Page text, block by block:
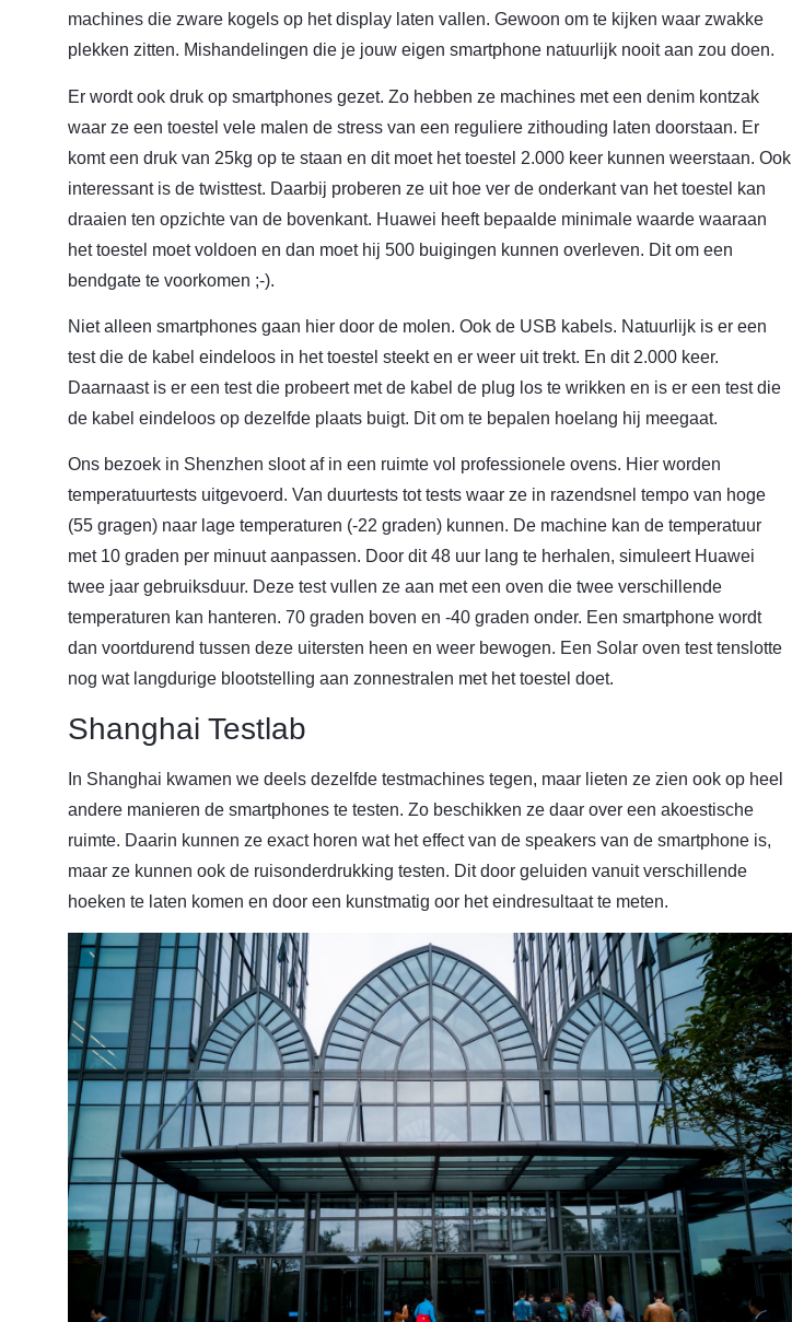
machines die zware kogels op het display laten vallen. Gewoon om te kijken waar zwakke
plekken zitten. Mishandelingen die je jouw eigen smartphone natuurlijk nooit aan zou doen.
Er wordt ook druk op smartphones gezet. Zo hebben ze machines met een denim kontzak
waar ze een toestel vele malen de stress van een reguliere zithouding laten doorstaan. Er
komt een druk van 25kg op te staan en dit moet het toestel 2.000 keer kunnen weerstaan. Ook
interessant is de twisttest. Daarbij proberen ze uit hoe ver de onderkant van het toestel kan
draaien ten opzichte van de bovenkant. Huawei heeft bepaalde minimale waarde waaraan
het toestel moet voldoen en dan moet hij 500 buigingen kunnen overleven. Dit om een
bendgate te voorkomen ;-).
Niet alleen smartphones gaan hier door de molen. Ook de USB kabels. Natuurlijk is er een
test die de kabel eindeloos in het toestel steekt en er weer uit trekt. En dit 2.000 keer.
Daarnaast is er een test die probeert met de kabel de plug los te wrikken en is er een test die
de kabel eindeloos op dezelfde plaats buigt. Dit om te bepalen hoelang hij meegaat.
Ons bezoek in Shenzhen sloot af in een ruimte vol professionele ovens. Hier worden
temperatuurtests uitgevoerd. Van duurtests tot tests waar ze in razendsnel tempo van hoge
(55 gragen) naar lage temperaturen (-22 graden) kunnen. De machine kan de temperatuur
met 10 graden per minuut aanpassen. Door dit 48 uur lang te herhalen, simuleert Huawei
twee jaar gebruiksduur. Deze test vullen ze aan met een oven die twee verschillende
temperaturen kan hanteren. 70 graden boven en -40 graden onder. Een smartphone wordt
dan voortdurend tussen deze uitersten heen en weer bewogen. Een Solar oven test tenslotte
nog wat langdurige blootstelling aan zonnestralen met het toestel doet.
Shanghai Testlab
In Shanghai kwamen we deels dezelfde testmachines tegen, maar lieten ze zien ook op heel
andere manieren de smartphones te testen. Zo beschikken ze daar over een akoestische
ruimte. Daarin kunnen ze exact horen wat het effect van de speakers van de smartphone is,
maar ze kunnen ook de ruisonderdrukking testen. Dit door geluiden vanuit verschillende
hoeken te laten komen en door een kunstmatig oor het eindresultaat te meten.